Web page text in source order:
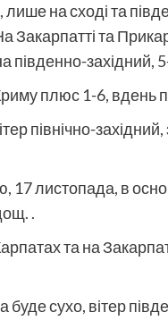
лише на сході та
Закарпатті та
південно-західний,
плюс 1-6, вдень
північно-
17 листопада, в
.
та на
буде сухо, вітер